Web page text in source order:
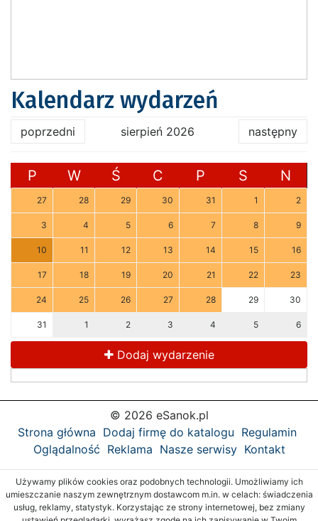
Kalendarz wydarzeń
poprzedni sierpień 2026 następny
P W Ś C P S N
27 28 29 30 31 1 2
3 4 5 6 7 8 9
10 11 12 13 14 15 16
17 18 19 20 21 22 23
24 25 26 27 28 29 30
31 1 2 3 4 5 6
Dodaj wydarzenie
© 2026 eSanok.pl
Strona główna Dodaj firmę do katalogu Regulamin
Oglądalność Reklama Nasze serwisy Kontakt
Używamy plików cookies oraz podobnych technologii. Umożliwiamy ich
umieszczanie naszym zewnętrznym dostawcom m.in. w celach: świadczenia
usług, reklamy, statystyk. Korzystając ze strony internetowej, bez zmiany